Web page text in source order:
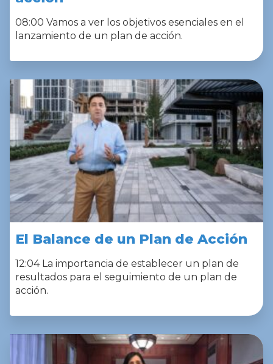
08:00 Vamos a ver los objetivos esenciales en el
lanzamiento de un plan de acción.
El Balance de un Plan de Acción
12:04 La importancia de establecer un plan de
resultados para el seguimiento de un plan de
acción.